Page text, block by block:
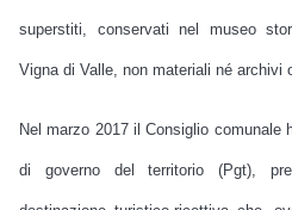
superstiti, conservati nel museo
Vigna di Valle, non materiali né archivi
Nel marzo 2017 il Consiglio comunale
di governo del territorio (Pgt),